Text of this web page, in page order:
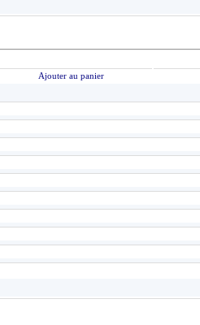
Ajouter au panier